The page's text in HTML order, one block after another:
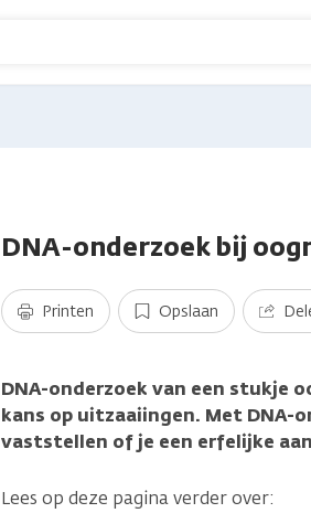
DNA-onderzoek bij
Printen Opslaan
DNA-onderzoek van een stukje
kans op uitzaaiingen. Met DNA-
vaststellen of je een erfelijke
Lees op deze pagina verder over: